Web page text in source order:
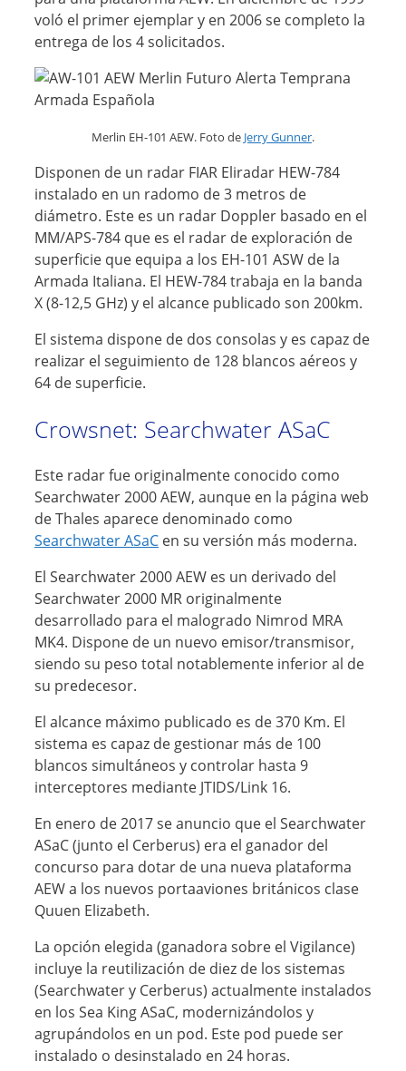
voló el primer ejemplar y en 2006 se completo la
entrega de los 4 solicitados.
Merlin EH-101 AEW. Foto de Jerry Gunner.
Disponen de un radar FIAR Eliradar HEW-784
instalado en un radomo de 3 metros de
diámetro. Este es un radar Doppler basado en el
MM/APS-784 que es el radar de exploración de
superficie que equipa a los EH-101 ASW de la
Armada Italiana. El HEW-784 trabaja en la banda
X (8-12,5 GHz) y el alcance publicado son 200km.
El sistema dispone de dos consolas y es capaz de
realizar el seguimiento de 128 blancos aéreos y
64 de superficie.
Crowsnet: Searchwater ASaC
Este radar fue originalmente conocido como
Searchwater 2000 AEW, aunque en la página web
de Thales aparece denominado como
Searchwater ASaC en su versión más moderna.
El Searchwater 2000 AEW es un derivado del
Searchwater 2000 MR originalmente
desarrollado para el malogrado Nimrod MRA
MK4. Dispone de un nuevo emisor/transmisor,
siendo su peso total notablemente inferior al de
su predecesor.
El alcance máximo publicado es de 370 Km. El
sistema es capaz de gestionar más de 100
blancos simultáneos y controlar hasta 9
interceptores mediante JTIDS/Link 16.
En enero de 2017 se anuncio que el Searchwater
ASaC (junto el Cerberus) era el ganador del
concurso para dotar de una nueva plataforma
AEW a los nuevos portaaviones británicos clase
Quuen Elizabeth.
La opción elegida (ganadora sobre el Vigilance)
incluye la reutilización de diez de los sistemas
(Searchwater y Cerberus) actualmente instalados
en los Sea King ASaC, modernizándolos y
agrupándolos en un pod. Este pod puede ser
instalado o desinstalado en 24 horas.